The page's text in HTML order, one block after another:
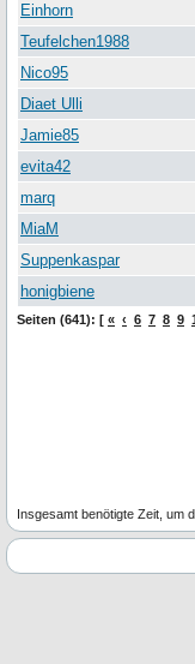
Einhorn
Teufelchen1988
Nico95
Diaet Ulli
Jamie85
evita42
marq
MiaM
Suppenkaspar
honigbiene
Seiten (641): [ « ‹ 6 7 8 9
Insgesamt benötigte Zeit, um